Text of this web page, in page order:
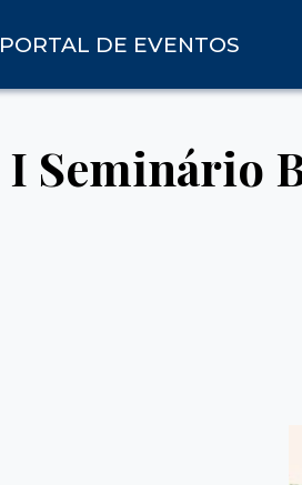
PORTAL DE EVENTOS
I Seminário